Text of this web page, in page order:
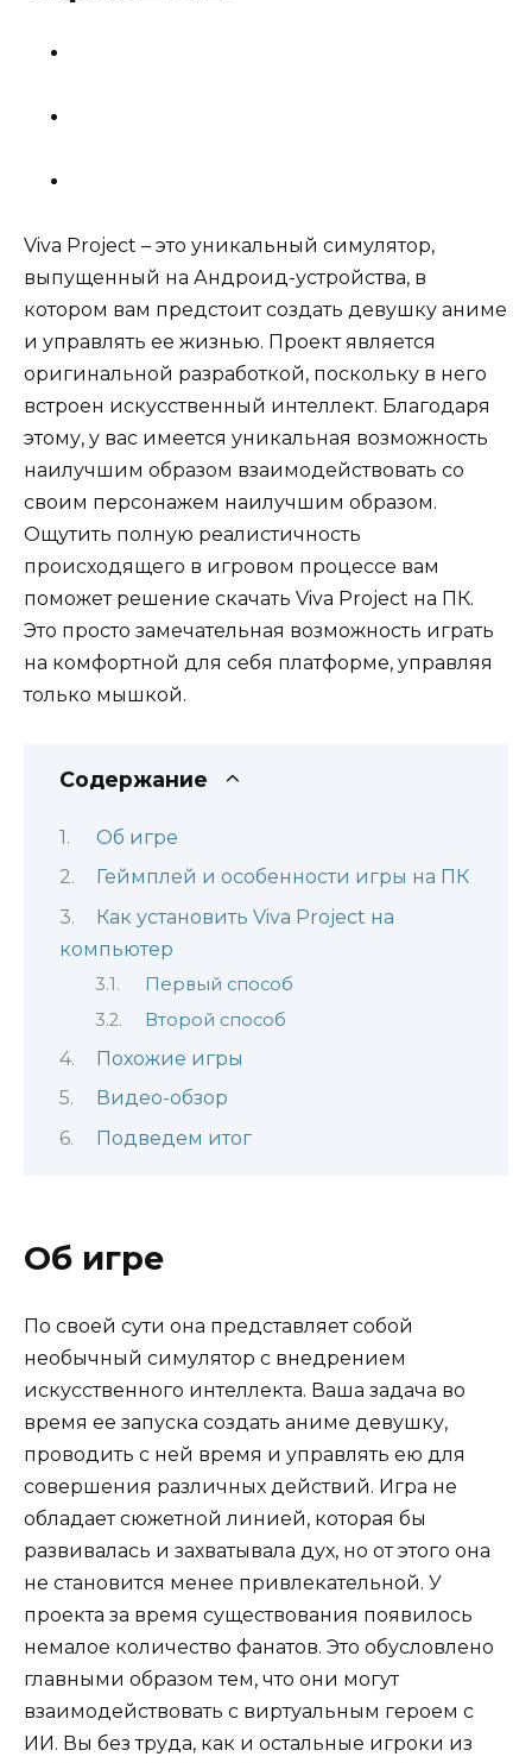
Viva Project – это уникальный симулятор,
выпущенный на Андроид-устройства, в
котором вам предстоит создать девушку аниме
и управлять ее жизнью. Проект является
оригинальной разработкой, поскольку в него
встроен искусственный интеллект. Благодаря
этому, у вас имеется уникальная возможность
наилучшим образом взаимодействовать со
своим персонажем наилучшим образом.
Ощутить полную реалистичность
происходящего в игровом процессе вам
поможет решение скачать Viva Project на ПК.
Это просто замечательная возможность играть
на комфортной для себя платформе, управляя
только мышкой.
Содержание
Об игре
Геймплей и особенности игры на ПК
Как установить Viva Project на
компьютер
Первый способ
Второй способ
Похожие игры
Видео-обзор
Подведем итог
Об игре
По своей сути она представляет собой
необычный симулятор с внедрением
искусственного интеллекта. Ваша задача во
время ее запуска создать аниме девушку,
проводить с ней время и управлять ею для
совершения различных действий. Игра не
обладает сюжетной линией, которая бы
развивалась и захватывала дух, но от этого она
не становится менее привлекательной. У
проекта за время существования появилось
немалое количество фанатов. Это обусловлено
главными образом тем, что они могут
взаимодействовать с виртуальным героем с
ИИ. Вы без труда, как и остальные игроки из